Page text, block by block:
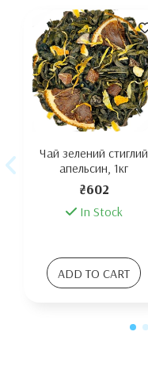
Чай зелений стиглий
апельсин, 1кг
₴602
In Stock
ADD TO CART